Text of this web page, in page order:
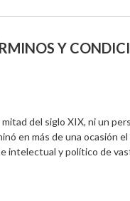
Y
del siglo XIX, ni un
en más de una ocasión
y político de